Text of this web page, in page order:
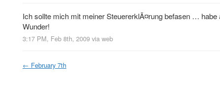
Ich sollte mich mit meiner SteuererklÃ¤rung befasen … habe
Wunder!
3:17 PM, Feb 8th, 2009 via web
← February 7th